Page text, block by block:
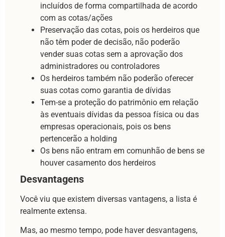
incluídos de forma compartilhada de acordo
com as cotas/ações
Preservação das cotas, pois os herdeiros que
não têm poder de decisão, não poderão
vender suas cotas sem a aprovação dos
administradores ou controladores
Os herdeiros também não poderão oferecer
suas cotas como garantia de dívidas
Tem-se a proteção do patrimônio em relação
às eventuais dívidas da pessoa física ou das
empresas operacionais, pois os bens
pertencerão a holding
Os bens não entram em comunhão de bens se
houver casamento dos herdeiros
Desvantagens
Você viu que existem diversas vantagens, a lista é
realmente extensa.
Mas, ao mesmo tempo, pode haver desvantagens,